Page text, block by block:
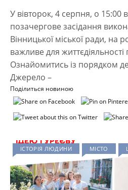
У вівторок, 4 серпня, о 15:00
позачергове засідання
Вінницької міської ради, на
важливе для
Ознайомитись із порядком
Джерело –
Поділиться новиною
ІСТОРІЯ ЛЮДИНИ МІСТО